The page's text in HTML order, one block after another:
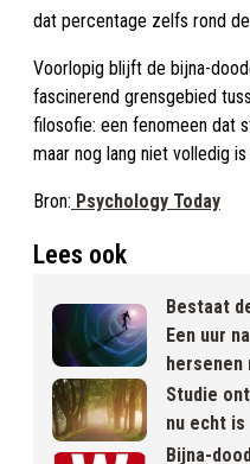
dat percentage zelfs rond
Voorlopig blijft de bijna-
fascinerend grensgebied
filosofie: een fenomeen dat
maar nog lang niet volledig
Bron: Psychology Today
Lees ook
Bestaat
Een uur
Studie
nu echt is
Bijna-